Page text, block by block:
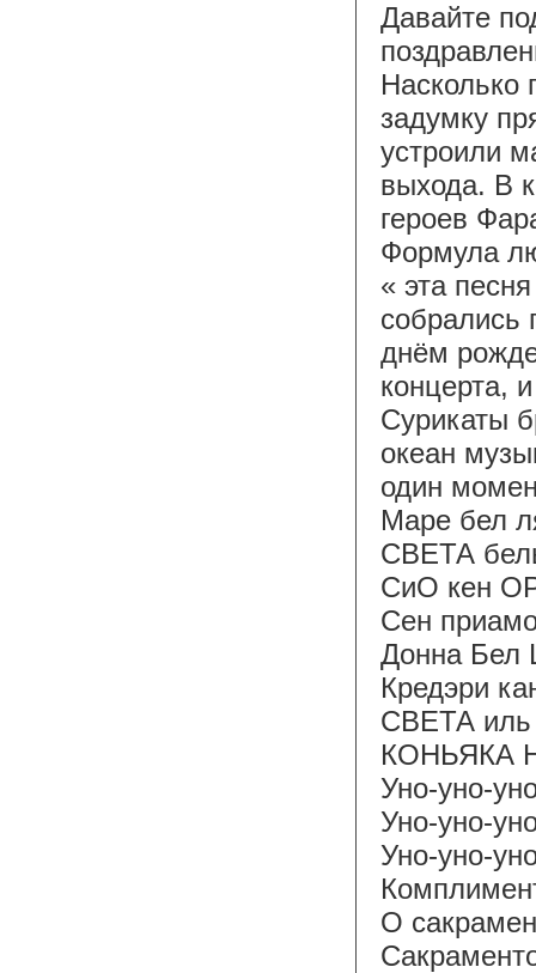
Давайте
Насколько
задумку
устроили
выхода. В
героев
Формула
« эта
собрались
днём
концерта,
Сурикаты
океан
один
Маре бел
СВЕТА
СиО кен
Сен
Донна
Кредэри
СВЕТА иль
КОНЬЯКА
Уно-уно-
Уно-уно-
Уно-уно-
О